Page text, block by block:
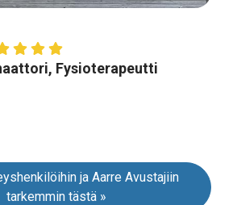
Fysioterapeutti
ja Aarre Avustajiin
tarkemmin tästä »